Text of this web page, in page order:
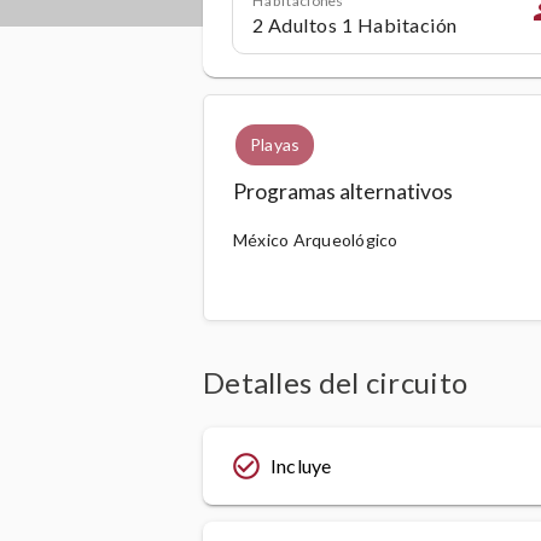
Playas
Programas alternativos
México Arqueológico
Detalles del circuito
check_circle_outline Incluye